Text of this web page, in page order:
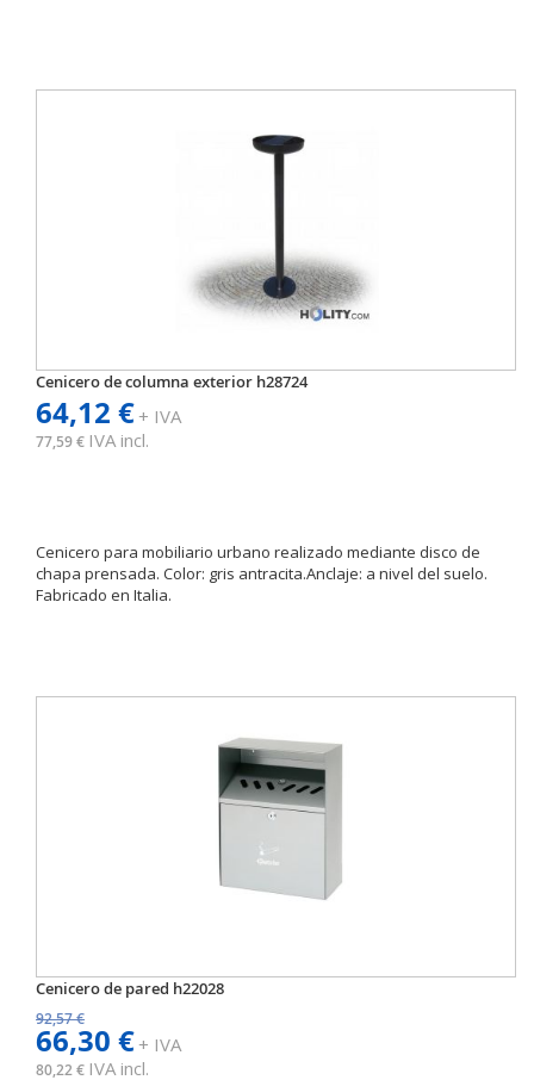
Cenicero de columna exterior h28724
64,12 €+ IVA
77,59 € IVA incl.
Cenicero para mobiliario urbano realizado mediante disco de
chapa prensada. Color: gris antracita.Anclaje: a nivel del suelo.
Fabricado en Italia.
Cenicero de pared h22028
92,57 €
66,30 €+ IVA
80,22 € IVA incl.